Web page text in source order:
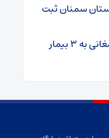
حج تمتع ۱۴۰۵ در استان سمنان ثبت
اهدای اعضای کودک ۶ ساله دامغانی به ۳ بیمار